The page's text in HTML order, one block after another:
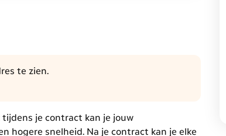
te zien.
je contract kan je jouw
hogere snelheid. Na je contract kan je elke